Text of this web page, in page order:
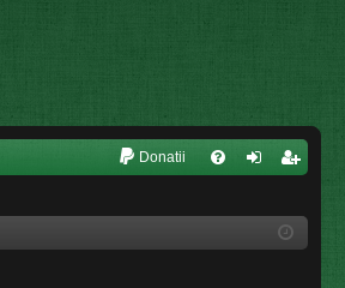
Donatii
eg